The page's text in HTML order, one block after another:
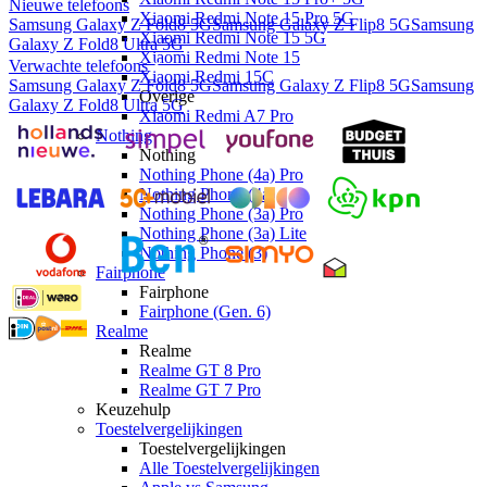
Xiaomi Redmi Note 15 Pro 5G
Xiaomi Redmi Note 15 5G
Xiaomi Redmi Note 15
Xiaomi Redmi 15C
Overige
Xiaomi Redmi A7 Pro
Nothing
Nothing
Nothing Phone (4a) Pro
Nothing Phone (4a)
Nothing Phone (3a) Pro
Nothing Phone (3a) Lite
Nothing Phone (3)
Fairphone
Fairphone
Fairphone (Gen. 6)
Realme
Realme
Realme GT 8 Pro
Realme GT 7 Pro
Keuzehulp
Toestelvergelijkingen
Toestelvergelijkingen
Alle Toestelvergelijkingen
Nieuwe telefoons
Samsung Galaxy Z Fold8 5GSamsung Galaxy Z Flip8 5GSamsung
Galaxy Z Fold8 Ultra 5G
Verwachte telefoons
Samsung Galaxy Z Fold8 5GSamsung Galaxy Z Flip8 5GSamsung
Galaxy Z Fold8 Ultra 5G